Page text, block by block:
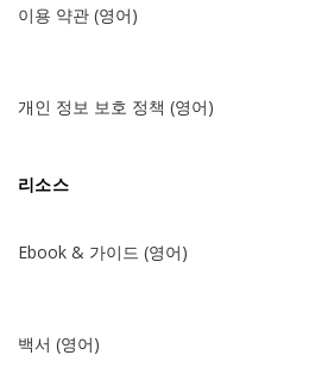
이용 약관 (영어)
개인 정보 보호 정책 (영어)
리소스
Ebook & 가이드 (영어)
백서 (영어)